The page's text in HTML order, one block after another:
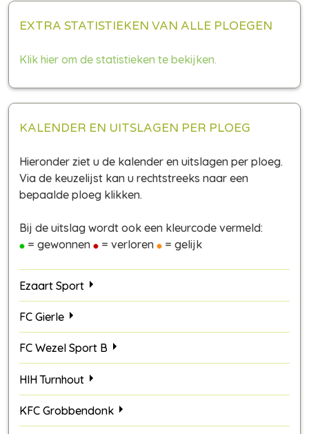
EXTRA STATISTIEKEN VAN ALLE PLOEGEN
Klik hier om de statistieken te bekijken.
KALENDER EN UITSLAGEN PER PLOEG
Hieronder ziet u de kalender en uitslagen per ploeg.
Via de keuzelijst kan u rechtstreeks naar een
bepaalde ploeg klikken.
Bij de uitslag wordt ook een kleurcode vermeld:
= gewonnen
= verloren = gelijk
Ezaart Sport
FC Gierle
FC Wezel Sport B
HIH Turnhout
KFC Grobbendonk